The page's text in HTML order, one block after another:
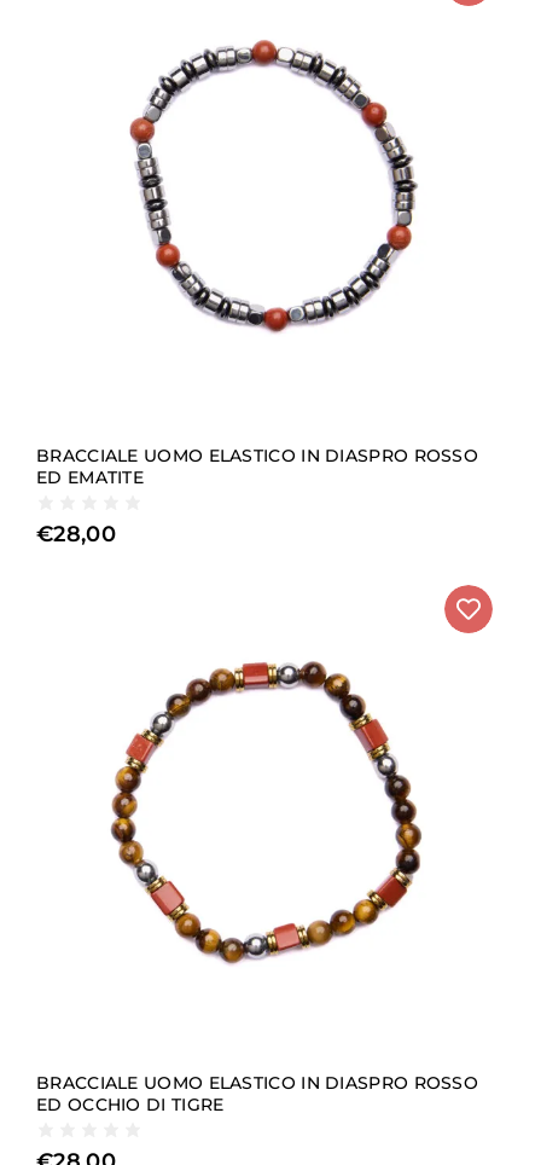
BRACCIALE UOMO ELASTICO IN DIASPRO ROSSO
ED EMATITE
€28,00
BRACCIALE UOMO ELASTICO IN DIASPRO ROSSO
ED OCCHIO DI TIGRE